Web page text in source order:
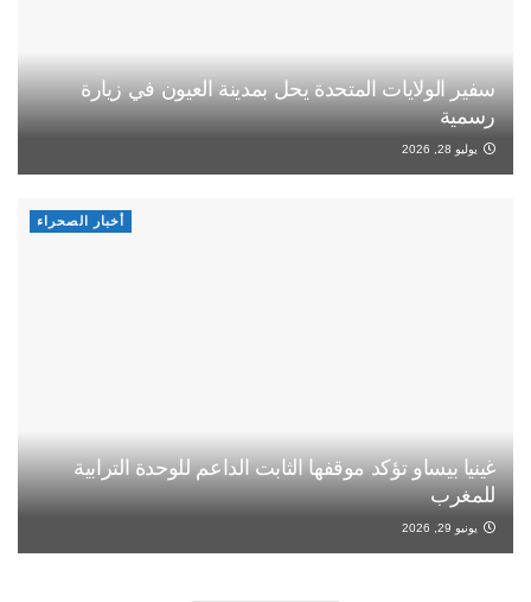
سفير الولايات المتحدة يحل بمدينة العيون في زيارة
رسمية
يوليو 28, 2026
أخبار الصحراء
غينيا بيساو تؤكد موقفها الثابت الداعم للوحدة الترابية
للمغرب
يونيو 29, 2026